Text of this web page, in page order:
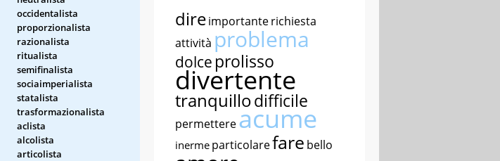
occidentalista
proporzionalista
razionalista
ritualista
semifinalista
sociaimperialista
statalista
trasformazionalista
aclista
alcolista
articolista
direimportanterichiesta
attività problema
dolce prolisso
divertente
tranquillodifficile
permettereacume
inerme particolarefare bello